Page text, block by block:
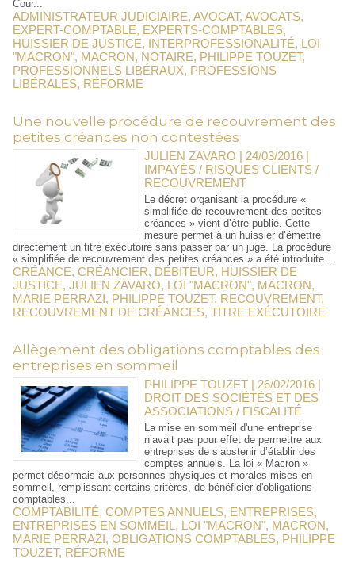
Cour...
ADMINISTRATEUR JUDICIAIRE, AVOCAT, AVOCATS,
EXPERT-COMPTABLE, EXPERTS-COMPTABLES,
HUISSIER DE JUSTICE, INTERPROFESSIONALITÉ, LOI
"MACRON", MACRON, NOTAIRE, PHILIPPE TOUZET,
PROFESSIONNELS LIBÉRAUX, PROFESSIONS
LIBÉRALES, RÉFORME
Une nouvelle procédure de recouvrement des
petites créances non contestées
JULIEN ZAVARO | 24/03/2016 |
IMPAYÉS / RISQUES CLIENTS /
RECOUVREMENT
Le décret organisant la procédure «
simplifiée de recouvrement des petites
créances » vient d’être publié. Cette
mesure permet à un huissier d’émettre
directement un titre exécutoire sans passer par un juge. La procédure
« simplifiée de recouvrement des petites créances » a été introduite...
CRÉANCE, CRÉANCIER, DÉBITEUR, HUISSIER DE
JUSTICE, JULIEN ZAVARO, LOI "MACRON", MACRON,
MARIE PERRAZI, PHILIPPE TOUZET, RECOUVREMENT,
RECOUVREMENT DE CRÉANCES, TITRE EXÉCUTOIRE
Allègement des obligations comptables des
entreprises en sommeil
PHILIPPE TOUZET | 26/02/2016 |
DROIT DES SOCIÉTÉS ET DES
ASSOCIATIONS / FISCALITÉ
La mise en sommeil d'une entreprise
n’avait pas pour effet de permettre aux
entreprises de s’abstenir d’établir des
comptes annuels. La loi « Macron »
permet désormais aux personnes physiques et morales mises en
sommeil, remplissant certains critères, de bénéficier d'obligations
comptables...
COMPTABILITÉ, COMPTES ANNUELS, ENTREPRISES,
ENTREPRISES EN SOMMEIL , LOI "MACRON", MACRON,
MARIE PERRAZI, OBLIGATIONS COMPTABLES, PHILIPPE
TOUZET, RÉFORME